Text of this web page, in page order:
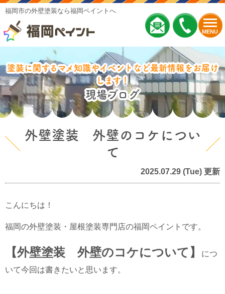
MENU
福岡市の外壁塗装なら福岡ペイントへ
塗装に関するマメ知識やイベントなど最新情報をお届け
します！
現場ブログ
外壁塗装 外壁のコケについ
て
2025.07.29 (Tue) 更新
こんにちは！
福岡の外壁塗装・屋根塗装専門店の福岡ペイントです。
【外壁塗装 外壁のコケについて】
につ
いて今回は書きたいと思います。